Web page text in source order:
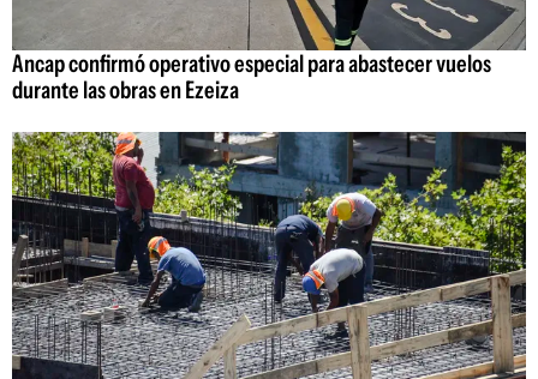
Ancap confirmó operativo especial para abastecer vuelos
durante las obras en Ezeiza